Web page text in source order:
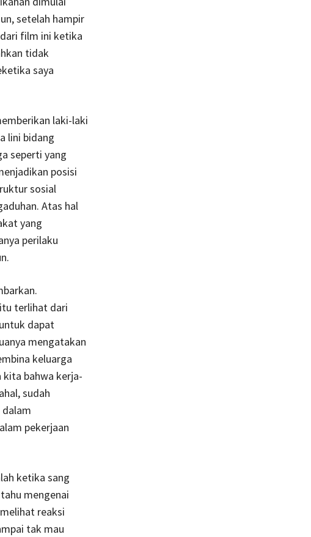
setelah hampir
film ini ketika
tidak
saya
laki-laki
lini bidang
seperti yang
posisi
sosial
Atas hal
yang
perilaku
terlihat dari
dapat
mengatakan
keluarga
kita bahwa kerja-
sudah
pekerjaan
ketika sang
mengenai
reaksi
tak mau